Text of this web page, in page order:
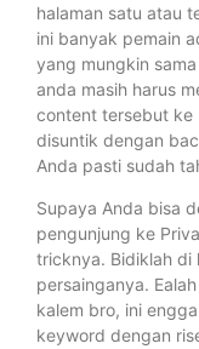
halaman satu atau
ini banyak pemain
yang mungkin
anda masih harus
content tersebut ke
disuntik dengan
Anda pasti sudah
Supaya Anda bisa
pengunjung ke
tricknya. Bidiklah
persainganya.
kalem bro, ini
keyword dengan